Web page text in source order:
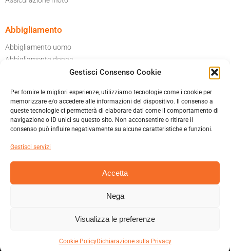
Gestisci Consenso Cookie
Per fornire le migliori esperienze, utilizziamo tecnologie come i cookie per
memorizzare e/o accedere alle informazioni del dispositivo. Il consenso a
queste tecnologie ci permetterà di elaborare dati come il comportamento di
navigazione o ID unici su questo sito. Non acconsentire o ritirare il
consenso può influire negativamente su alcune caratteristiche e funzioni.
Gestisci servizi
Accetta
Nega
Visualizza le preferenze
Cookie PolicyDichiarazione sulla Privacy
Abbigliamento
Abbigliamento uomo
Abbigliamento donna
Caschi
Informatica privacy
Condizioni generali di vendita
GAZZADA SCHIANNO (VA)
+390332 332663 – INFO@HARLEY-DAVIDSON-VARESE.COM – P.IVA